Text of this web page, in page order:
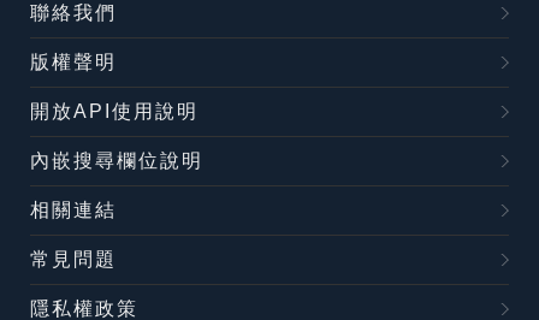
聯絡我們
版權聲明
開放API使用說明
內嵌搜尋欄位說明
相關連結
常見問題
隱私權政策